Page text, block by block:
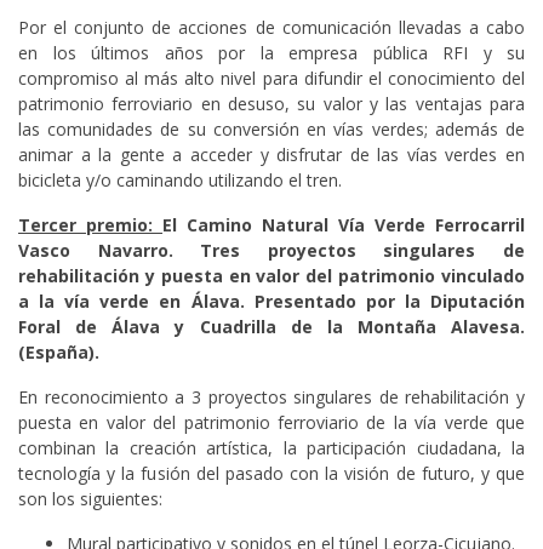
Por el conjunto de acciones de comunicación llevadas a cabo
en los últimos años por la empresa pública RFI y su
compromiso al más alto nivel para difundir el conocimiento del
patrimonio ferroviario en desuso, su valor y las ventajas para
las comunidades de su conversión en vías verdes; además de
animar a la gente a acceder y disfrutar de las vías verdes en
bicicleta y/o caminando utilizando el tren.
Tercer premio: El Camino Natural Vía Verde Ferrocarril
Vasco Navarro. Tres proyectos singulares de
rehabilitación y puesta en valor del patrimonio vinculado
a la vía verde en Álava. Presentado por la Diputación
Foral de Álava y Cuadrilla de la Montaña Alavesa.
(España).
En reconocimiento a 3 proyectos singulares de rehabilitación y
puesta en valor del patrimonio ferroviario de la vía verde que
combinan la creación artística, la participación ciudadana, la
tecnología y la fusión del pasado con la visión de futuro, y que
son los siguientes:
Mural participativo y sonidos en el túnel Leorza-Cicujano.